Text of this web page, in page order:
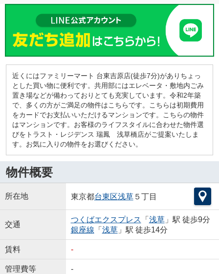
近くにはファミリーマート 台東吉原店(徒歩7分)がありちょっ
とした買い物に便利です。共用部にはエレベータ・敷地内ごみ
置き場などが備わっておりとても充実しています。令和2年築
で、多くの方がご満足の物件はこちらです。こちらは初期費用
をカードでお支払いいただけるマンションです。こちらの物件
はマンションです。お客様のライフスタイルに合わせた物件選
びをトラスト・レジデンス 瑞鳳 浅草橋店がご提案いたしま
す。お気に入りの物件をお選びください。
物件概要
所在地 東京都台東区浅草５丁目
交通
つくばエクスプレス 「 浅草」駅 徒歩9分
銀座線 「 浅草」駅 徒歩14分
賃料 -
管理費等 -